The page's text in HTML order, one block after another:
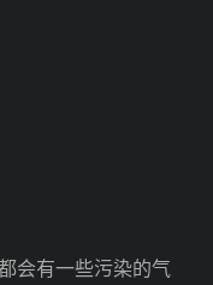
会有一些污染的气